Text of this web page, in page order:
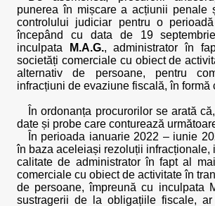
punerea în mișcare a acțiunii penale
controlului judiciar pentru o
începând cu data de 19
inculpata
M.A.G., administrator în
societăți comerciale cu obiect de
alternativ de persoane, pentru
infracțiuni de evaziune fiscală, în formă
În ordonanța procurorilor se arată
date și probe care conturează
În perioada ianuarie 2022 – iunie
în baza aceleiași rezoluții infracționale,
calitate de administrator în fapt al
comerciale cu obiect de activitate în
de persoane, împreună cu inculpata
sustragerii de la obligațiile fiscale,